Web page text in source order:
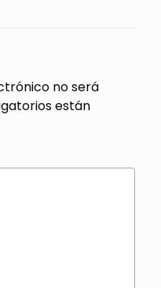
no será
están